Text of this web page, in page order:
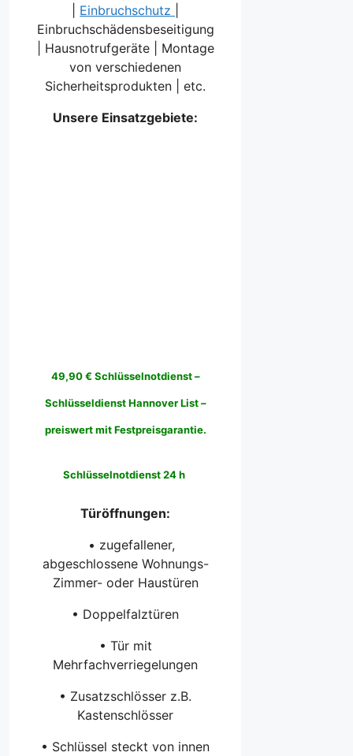
Einbruchschutz
Einbruchschädensbeseitigung
| Hausnotrufgeräte | Montage
von verschiedenen
Sicherheitsprodukten | etc.
Unsere Einsatzgebiete:
49,90 € Schlüsselnotdienst –
Schlüsseldienst Hannover List –
preiswert mit Festpreisgarantie.
Schlüsselnotdienst 24 h
Türöffnungen:
• zugefallener,
abgeschlossene Wohnungs-
Zimmer- oder Haustüren
• Doppelfalztüren
• Tür mit
Mehrfachverriegelungen
• Zusatzschlösser z.B.
Kastenschlösser
• Schlüssel steckt von innen